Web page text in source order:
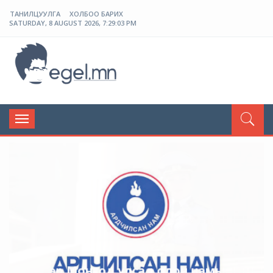
ТАНИЛЦУУЛГА
ХОЛБОО БАРИХ
SATURDAY, 8 AUGUST 2026, 7:29:03 PM
Toggle
navigation